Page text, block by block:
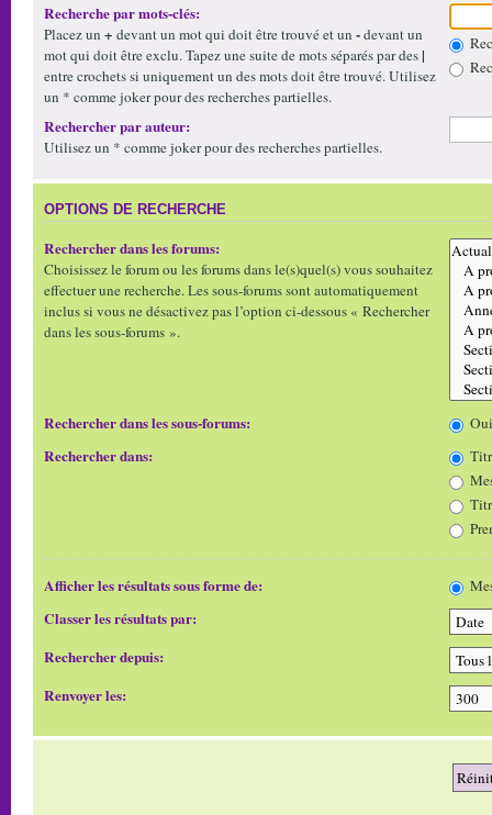
Recherche par mots-clés:
Placez un + devant un mot qui doit être trouvé et un -devant un
mot qui doit être exclu. Tapez une suite de mots séparés par des|
entre crochets si uniquement un des mots doit être trouvé. Utilisez
un * comme joker pour des recherches partielles.
Rechercher par auteur:
Utilisez un * comme joker pour des recherches partielles.
OPTIONS DE RECHERCHE
Rechercher dans les forums:
Choisissez le forum ou les forums dans le(s)quel(s) vous souhaitez
effectuer une recherche. Les sous-forums sont automatiquement
inclus si vous ne désactivez pas l’option ci-dessous « Rechercher
dans les sous-forums ».
Rechercher dans les sous-forums: Oui
Rechercher dans:
Afficher les résultats sous forme de:
Classer les résultats par:
Rechercher depuis:
Renvoyer les: